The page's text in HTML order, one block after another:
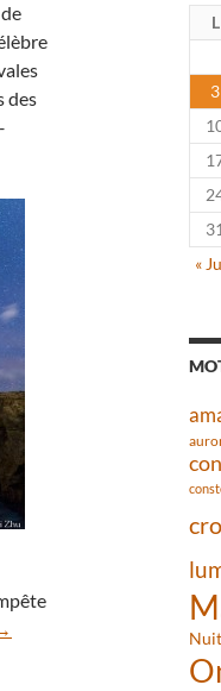
des
Window sous les
L
3
31
«